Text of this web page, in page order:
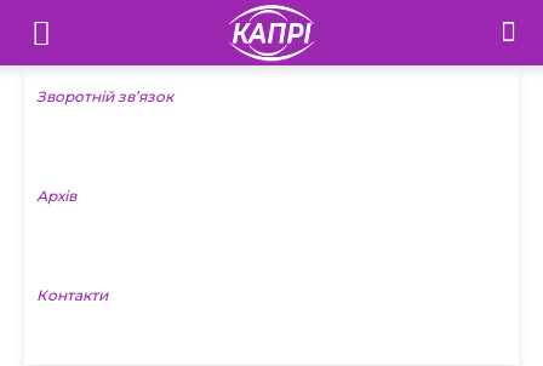
Телебачення
«Капрі»
Новини
Зворотній зв’язок
Архів
Контакти